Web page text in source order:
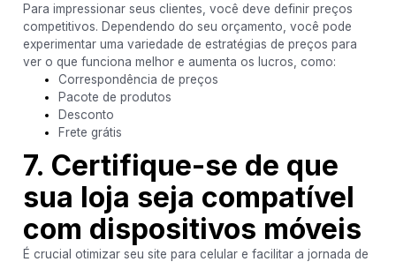
Para impressionar seus clientes, você deve definir preços
competitivos. Dependendo do seu orçamento, você pode
experimentar uma variedade de estratégias de preços para
ver o que funciona melhor e aumenta os lucros, como:
Correspondência de preços
Pacote de produtos
Desconto
Frete grátis
7. Certifique-se de que
sua loja seja compatível
com dispositivos móveis
É crucial otimizar seu site para celular e facilitar a jornada de